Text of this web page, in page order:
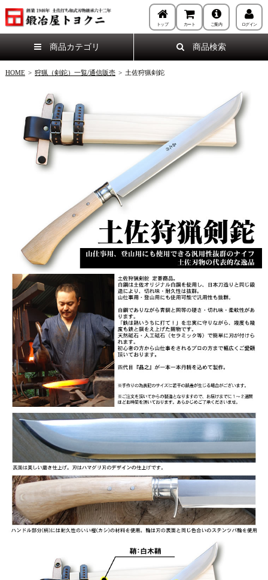
トップ カート ご案内 ログイン
商品カテゴリ 商品検索
HOME > 狩猟（剣鉈）一覧/通信販売 > 土佐狩猟剣鉈